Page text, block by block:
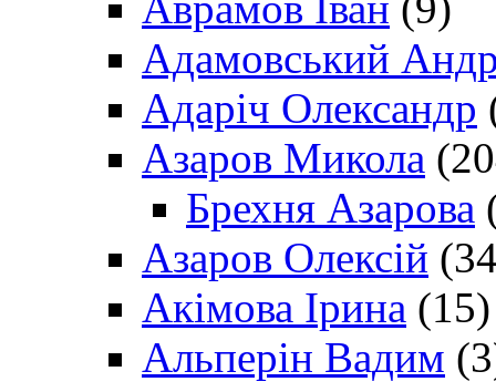
Адамовський
Адаріч Олександр
Азаров Микола
Брехня Азарова
Азаров Олексій
Акімова Ірина (15)
Альперін Вадим